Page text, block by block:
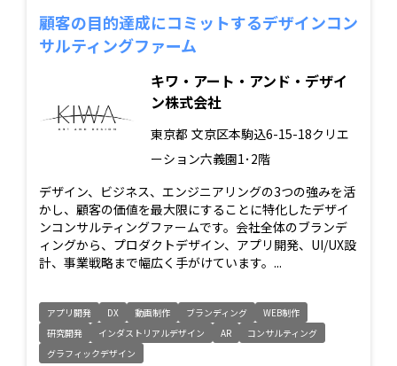
顧客の目的達成にコミットするデザインコン
サルティングファーム
キワ・アート・アンド・デザイ
ン株式会社
東京都 文京区本駒込6-15-18クリエ
ーション六義園1･2階
デザイン、ビジネス、エンジニアリングの3つの強みを活
かし、顧客の価値を最大限にすることに特化したデザイ
ンコンサルティングファームです。会社全体のブランデ
ィングから、プロダクトデザイン、アプリ開発、UI/UX設
計、事業戦略まで幅広く手がけています。...
アプリ開発 DX 動画制作 ブランディング
WEB制作
研究開発
インダストリアルデザイン AR
コンサルティング
グラフィックデザイン